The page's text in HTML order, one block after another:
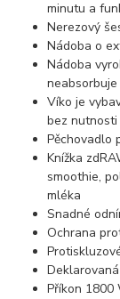
minutu a
Nerezový
Nádoba o
Nádoba
Víko je
bez nutnosti
Pěchovadlo
Knížka
smoothie,
mléka
Snadné
Ochrana
Příkon 1800